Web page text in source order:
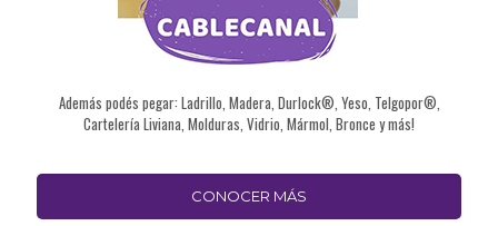
Además podés pegar: Ladrillo, Madera, Durlock®, Yeso, Telgopor®,
Cartelería Liviana, Molduras, Vidrio, Mármol, Bronce y más!
CONOCER MÁS